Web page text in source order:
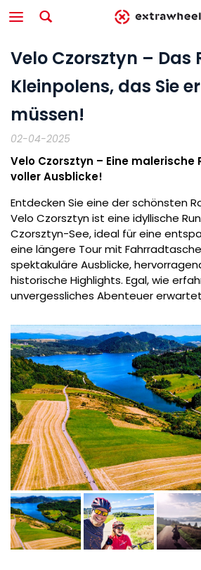
Velo Czorsztyn – Das
Kleinpolens, das Sie
müssen!
02-04-2025
Velo Czorsztyn – Eine
voller Ausblicke!
Entdecken Sie eine der schönsten
Velo Czorsztyn ist eine idyllische
Czorsztyn-See, ideal für eine
eine längere Tour mit
spektakuläre Ausblicke,
historische Highlights. Egal, wie
unvergessliches Abenteuer